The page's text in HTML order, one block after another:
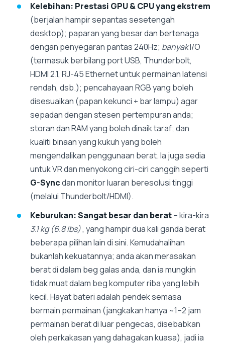
Kelebihan: Prestasi GPU & CPU yang ekstrem
(berjalan hampir sepantas sesetengah
desktop); paparan yang besar dan bertenaga
dengan penyegaran pantas 240Hz; banyakI/O
(termasuk berbilang port USB, Thunderbolt,
HDMI 2.1, RJ-45 Ethernet untuk permainan latensi
rendah, dsb.); pencahayaan RGB yang boleh
disesuaikan (papan kekunci + bar lampu) agar
sepadan dengan stesen pertempuran anda;
storan dan RAM yang boleh dinaik taraf; dan
kualiti binaan yang kukuh yang boleh
mengendalikan penggunaan berat. Ia juga sedia
untuk VR dan menyokong ciri-ciri canggih seperti
G-Syncdan monitor luaran beresolusi tinggi
(melalui Thunderbolt/HDMI).
Keburukan:Sangat besar dan berat– kira-kira
3.1 kg (6.8 lbs), yang hampir dua kali ganda berat
beberapa pilihan lain di sini. Kemudahalihan
bukanlah kekuatannya; anda akan merasakan
berat di dalam beg galas anda, dan ia mungkin
tidak muat dalam beg komputer riba yang lebih
kecil. Hayat bateri adalah pendek semasa
bermain permainan (jangkakan hanya ~1–2 jam
permainan berat di luar pengecas, disebabkan
oleh perkakasan yang dahagakan kuasa), jadi ia